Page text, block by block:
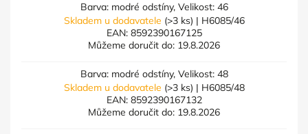
Barva: modré odstíny, Velikost: 46
Skladem u dodavatele (>3 ks) | H6085/46
EAN: 8592390167125
Můžeme doručit do: 19.8.2026
Barva: modré odstíny, Velikost: 48
Skladem u dodavatele (>3 ks) | H6085/48
EAN: 8592390167132
Můžeme doručit do: 19.8.2026